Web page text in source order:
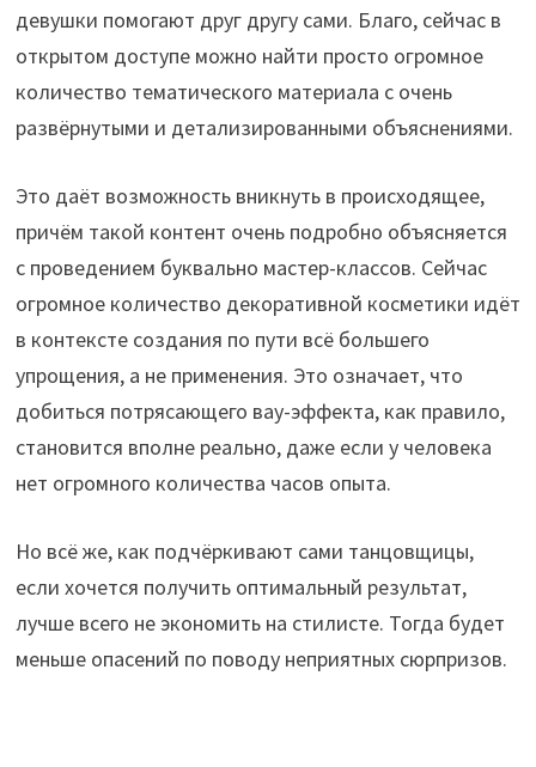
девушки помогают друг другу сами. Благо, сейчас в
открытом доступе можно найти просто огромное
количество тематического материала с очень
развёрнутыми и детализированными объяснениями.
Это даёт возможность вникнуть в происходящее,
причём такой контент очень подробно объясняется
с проведением буквально мастер-классов. Сейчас
огромное количество декоративной косметики идёт
в контексте создания по пути всё большего
упрощения, а не применения. Это означает, что
добиться потрясающего вау-эффекта, как правило,
становится вполне реально, даже если у человека
нет огромного количества часов опыта.
Но всё же, как подчёркивают сами танцовщицы,
если хочется получить оптимальный результат,
лучше всего не экономить на стилисте. Тогда будет
меньше опасений по поводу неприятных сюрпризов.